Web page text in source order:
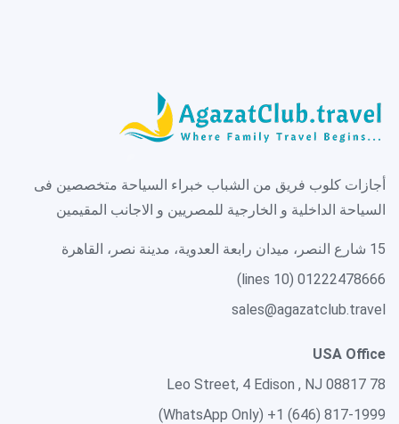
أجازات كلوب فريق من الشباب خبراء السياحة متخصصين فى
السياحة الداخلية و الخارجية للمصريين و الاجانب المقيمين
15 شارع النصر، ميدان رابعة العدوية، مدينة نصر، القاهرة
01222478666 (10 lines)
sales@agazatclub.travel
USA Office
78 Leo Street, 4 Edison , NJ 08817
+1 (646) 817-1999
(WhatsApp Only)